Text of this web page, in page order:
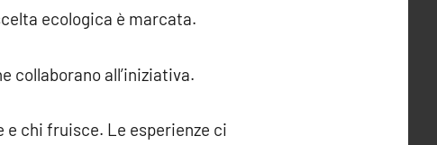
ecologica è marcata.
collaborano all’iniziativa.
e chi fruisce. Le esperienze ci